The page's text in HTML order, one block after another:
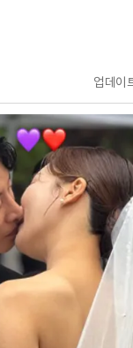
업데이